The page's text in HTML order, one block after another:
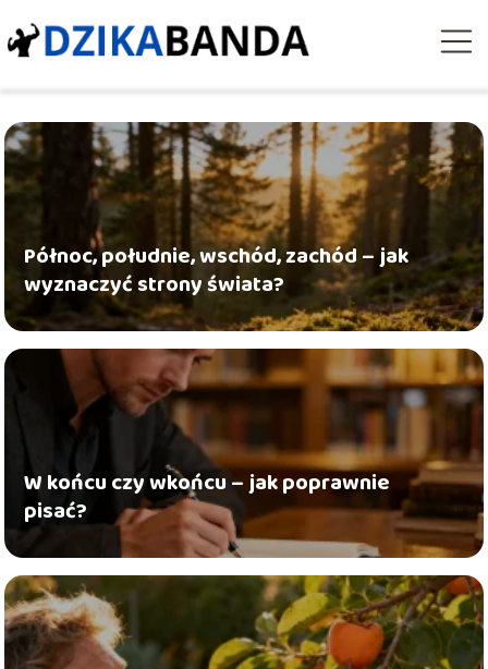
Północ, południe, wschód, zachód – jak
wyznaczyć strony świata?
W końcu czy wkońcu – jak poprawnie
pisać?